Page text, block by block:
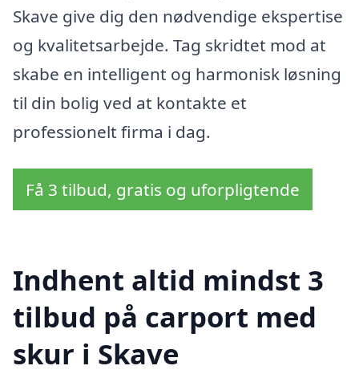
Skave give dig den nødvendige ekspertise
og kvalitetsarbejde. Tag skridtet mod at
skabe en intelligent og harmonisk løsning
til din bolig ved at kontakte et
professionelt firma i dag.
Få 3 tilbud, gratis og uforpligtende
Indhent altid mindst 3
tilbud på carport med
skur i Skave